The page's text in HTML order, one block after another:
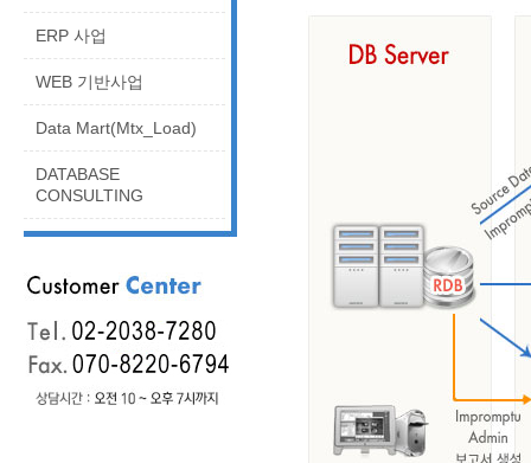
ERP 사업
WEB 기반사업
Data Mart(Mtx_Load)
DATABASE
CONSULTING